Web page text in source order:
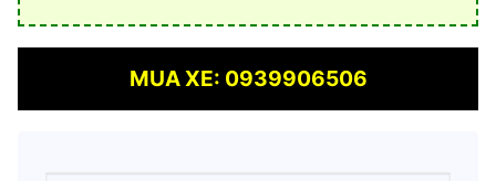
MUA XE: 0939906506